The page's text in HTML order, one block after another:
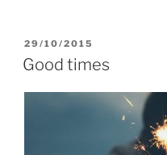
POSTED
ON
29/10/2015
Good times